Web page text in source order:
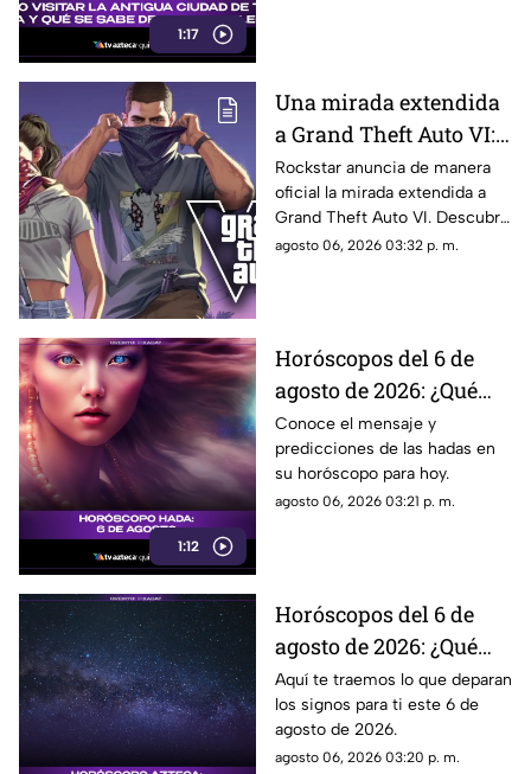
1:17
Una mirada extendida
a Grand Theft Auto VI:
¿Cuándo, dónde y a qué
hora de México se
estrena este adelanto
de GTA?
Rockstar anuncia de manera
oficial la mirada extendida a
Grand Theft Auto VI. Descubre
fecha, horario, dónde verla y
agosto 06, 2026 03:32 p. m.
1:12
Horóscopos del 6 de
agosto de 2026: ¿Qué
revelan las hadas hoy?
Conoce el mensaje y
predicciones de las hadas en
su horóscopo para hoy.
agosto 06, 2026 03:21 p. m.
Horóscopos del 6 de
agosto de 2026: ¿Qué
revelan los aztecas
hoy?
Aquí te traemos lo que deparan
los signos para ti este 6 de
agosto de 2026.
agosto 06, 2026 03:20 p. m.